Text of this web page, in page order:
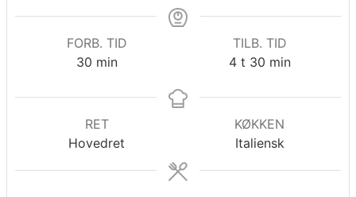
FORB. TID
30minutter
min
TILB. TID
4timer
t 30minutter
min
RET
Hovedret
KØKKEN
Italiensk